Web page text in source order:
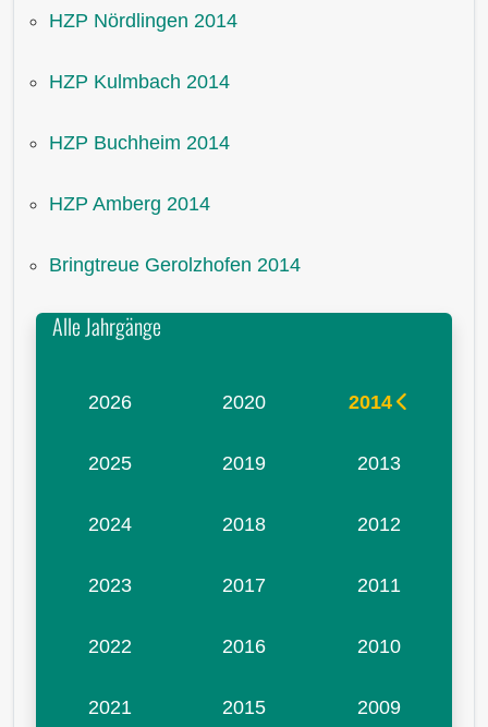
HZP Nördlingen 2014
HZP Kulmbach 2014
HZP Buchheim 2014
HZP Amberg 2014
Bringtreue Gerolzhofen 2014
Alle Jahrgänge
2026
2025
2024
2023
2022
2021
2020
2019
2018
2017
2016
2015
2014
2013
2012
2011
2010
2009